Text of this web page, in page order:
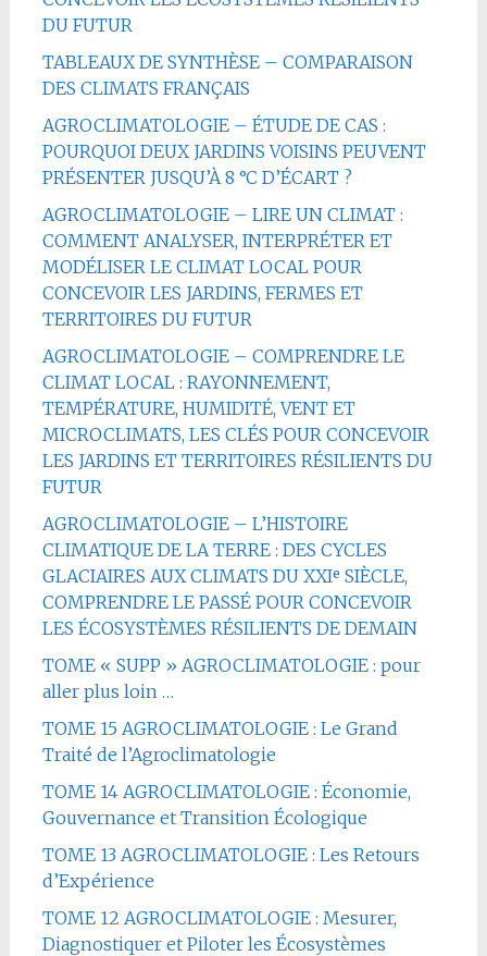
DU FUTUR
TABLEAUX DE SYNTHÈSE – COMPARAISON
DES CLIMATS FRANÇAIS
AGROCLIMATOLOGIE – ÉTUDE DE CAS :
POURQUOI DEUX JARDINS VOISINS PEUVENT
PRÉSENTER JUSQU’À 8 °C D’ÉCART ?
AGROCLIMATOLOGIE – LIRE UN CLIMAT :
COMMENT ANALYSER, INTERPRÉTER ET
MODÉLISER LE CLIMAT LOCAL POUR
CONCEVOIR LES JARDINS, FERMES ET
TERRITOIRES DU FUTUR
AGROCLIMATOLOGIE – COMPRENDRE LE
CLIMAT LOCAL : RAYONNEMENT,
TEMPÉRATURE, HUMIDITÉ, VENT ET
MICROCLIMATS, LES CLÉS POUR CONCEVOIR
LES JARDINS ET TERRITOIRES RÉSILIENTS DU
FUTUR
AGROCLIMATOLOGIE – L’HISTOIRE
CLIMATIQUE DE LA TERRE : DES CYCLES
GLACIAIRES AUX CLIMATS DU XXIᵉ SIÈCLE,
COMPRENDRE LE PASSÉ POUR CONCEVOIR
LES ÉCOSYSTÈMES RÉSILIENTS DE DEMAIN
TOME « SUPP » AGROCLIMATOLOGIE : pour
aller plus loin …
TOME 15 AGROCLIMATOLOGIE : Le Grand
Traité de l’Agroclimatologie
TOME 14 AGROCLIMATOLOGIE : Économie,
Gouvernance et Transition Écologique
TOME 13 AGROCLIMATOLOGIE : Les Retours
d’Expérience
TOME 12 AGROCLIMATOLOGIE : Mesurer,
Diagnostiquer et Piloter les Écosystèmes